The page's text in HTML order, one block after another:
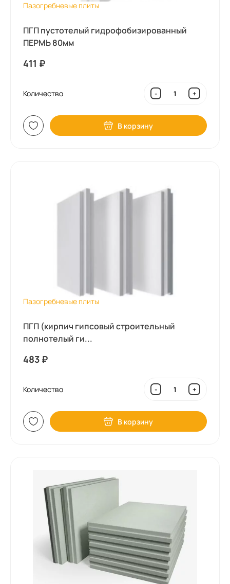
Пазогребневые плиты
ПГП пустотелый гидрофобизированный
ПЕРМЬ 80мм
411 ₽
Количество - +
В корзину
Пазогребневые плиты
ПГП (кирпич гипсовый строительный
полнотелый ги...
483 ₽
Количество - +
В корзину